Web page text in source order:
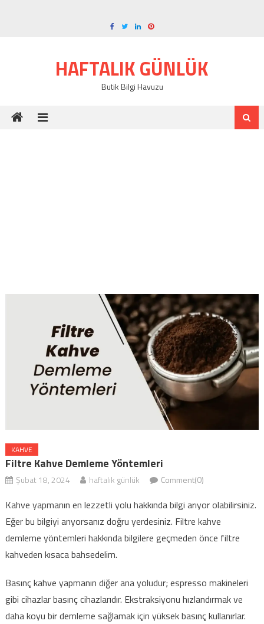
HAFTALIK GÜNLÜK
Butik Bilgi Havuzu
KAHVE
Filtre Kahve Demleme Yöntemleri
Şubat 18, 2024 haftalık günlük Comment(0)
Kahve yapmanın en lezzetli yolu hakkında bilgi arıyor olabilirsiniz.
Eğer bu bilgiyi arıyorsanız doğru yerdesiniz. Filtre kahve
demleme yöntemleri hakkında bilgilere geçmeden önce filtre
kahveden kısaca bahsedelim.
Basınç kahve yapmanın diğer ana yoludur; espresso makineleri
gibi cihazlar basınç cihazlarıdır. Ekstraksiyonu hızlandırmak ve
daha koyu bir demleme sağlamak için yüksek basınç kullanırlar.